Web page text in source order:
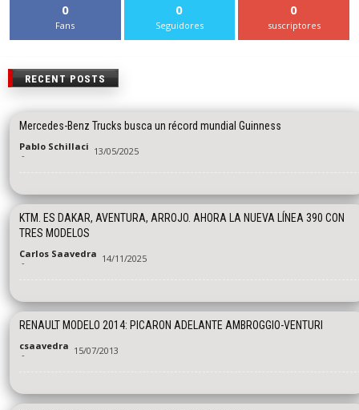
0
Fans
0
Seguidores
0
suscriptores
RECENT POSTS
Mercedes-Benz Trucks busca un récord mundial Guinness
Pablo Schillaci
- 13/05/2025
KTM. ES DAKAR, AVENTURA, ARROJO. AHORA LA NUEVA LÍNEA 390 CON
TRES MODELOS
Carlos Saavedra
- 14/11/2025
RENAULT MODELO 2014: PICARON ADELANTE AMBROGGIO-VENTURI
csaavedra
- 15/07/2013